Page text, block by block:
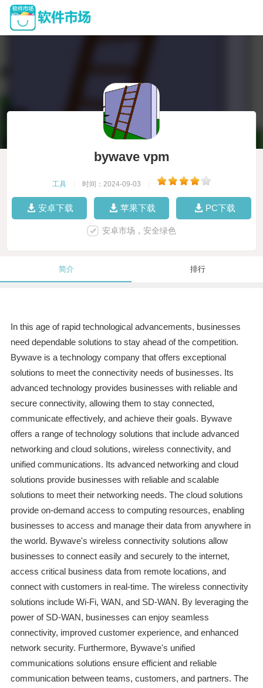
bywave vpm
工具 时间：2024-09-03
安卓下载 苹果下载 PC下载
安卓市场，安全绿色
简介 排行
In this age of rapid technological advancements, businesses
need dependable solutions to stay ahead of the competition.
Bywave is a technology company that offers exceptional
solutions to meet the connectivity needs of businesses. Its
advanced technology provides businesses with reliable and
secure connectivity, allowing them to stay connected,
communicate effectively, and achieve their goals. Bywave
offers a range of technology solutions that include advanced
networking and cloud solutions, wireless connectivity, and
unified communications. Its advanced networking and cloud
solutions provide businesses with reliable and scalable
solutions to meet their networking needs. The cloud solutions
provide on-demand access to computing resources, enabling
businesses to access and manage their data from anywhere in
the world. Bywave's wireless connectivity solutions allow
businesses to connect easily and securely to the internet,
access critical business data from remote locations, and
connect with customers in real-time. The wireless connectivity
solutions include Wi-Fi, WAN, and SD-WAN. By leveraging the
power of SD-WAN, businesses can enjoy seamless
connectivity, improved customer experience, and enhanced
network security. Furthermore, Bywave's unified
communications solutions ensure efficient and reliable
communication between teams, customers, and partners. The